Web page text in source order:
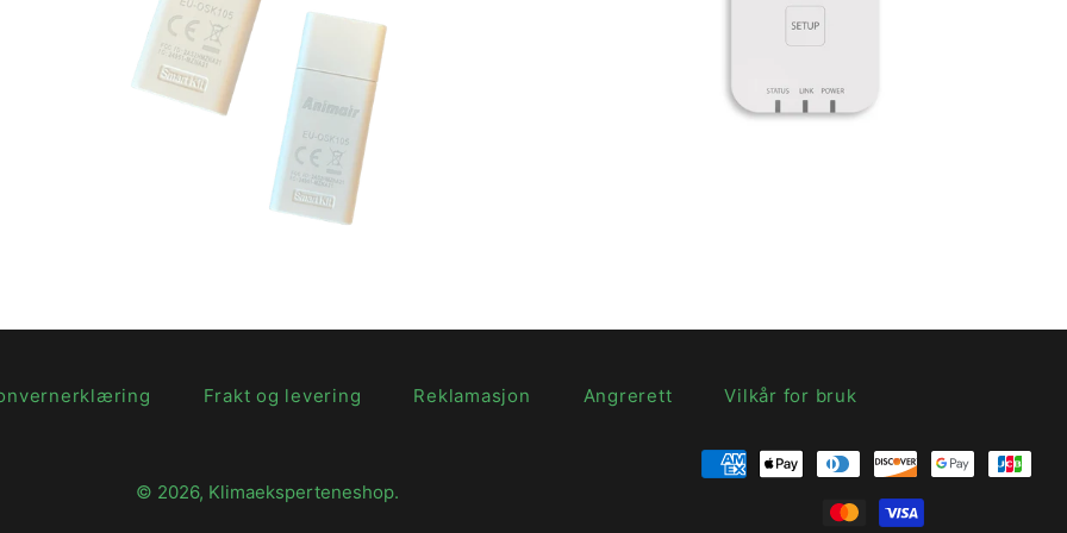
Vanlig
Vanlig
pris
Frakt og levering Reklamasjon Angrerett Vilkår for bruk
© 2026, Klimaeksperteneshop.
Betalingsmetoder